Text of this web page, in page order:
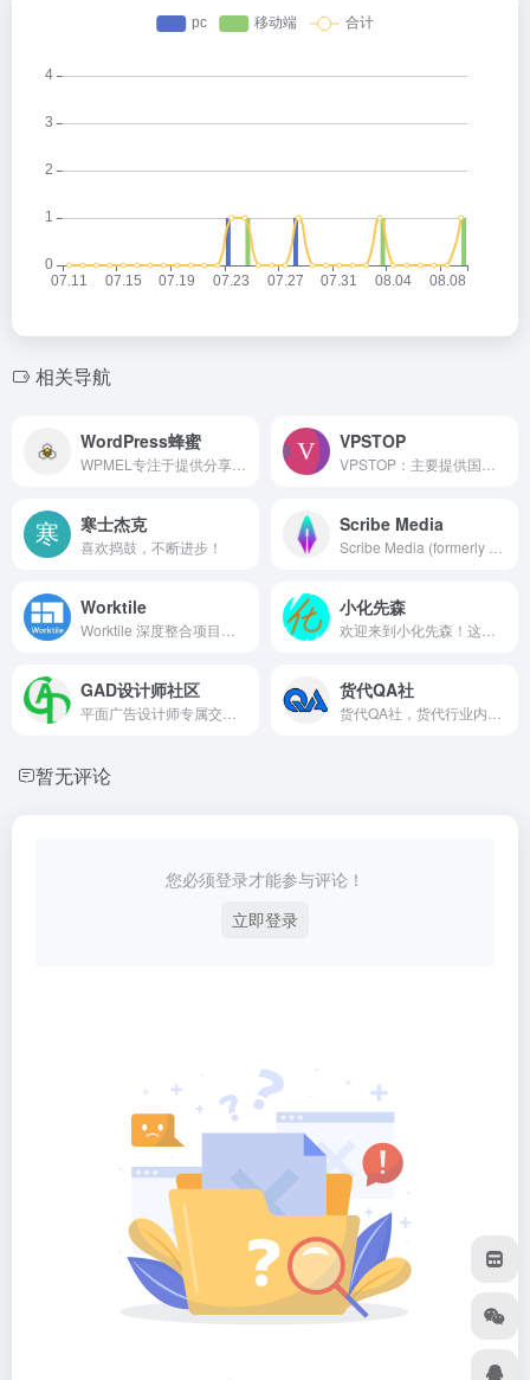
相关导航
WordPress蜂蜜 VPSTOP
寒士杰克
喜欢捣鼓，不断进步！
Scribe Media
Worktile 小化先森
GAD设计师社区 货代QA社
暂无评论
您必须登录才能参与评论！
立即登录